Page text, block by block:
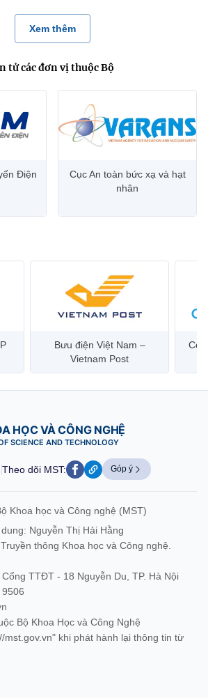
Xem thêm
tử các đơn vị thuộc Bộ
Điện
Cục An toàn bức xạ và hạt
nhân
Bưu điện Việt Nam –
Vietnam Post
HỌC VÀ CÔNG NGHỆ
SCIENCE AND TECHNOLOGY
Theo dõi MST: Góp ý
Khoa học và Công nghệ (MST)
Nguyễn Thị Hải Hằng
thông Khoa học và Công nghệ.
TTĐT - 18 Nguyễn Du, TP. Hà Nội
Bộ Khoa Học và Công Nghệ
mst.gov.vn" khi phát hành lại thông tin từ